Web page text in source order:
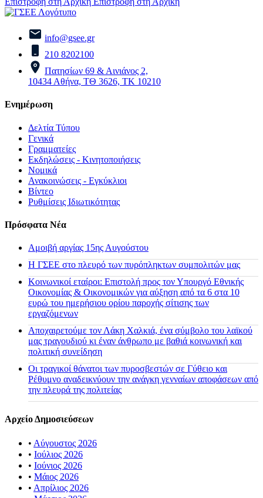
info@gsee.gr
210 8202100
Πατησίων 69 & Αινιάνος 2,
10434 Αθήνα, ΤΘ 3626, ΤΚ 10210
Ενημέρωση
Δελτία Τύπου
Γενικά
Γραμματείες
Εκδηλώσεις - Κινητοποιήσεις
Νομικά
Ανακοινώσεις - Εγκύκλιοι
Βίντεο
Ρυθμίσεις Ιδιωτικότητας
Πρόσφατα Νέα
Αμοιβή αργίας 15ης Αυγούστου
H ΓΣΕΕ στο πλευρό των πυρόπληκτων συμπολιτών μας
Κοινωνικοί εταίροι: Επιστολή προς τον Υπουργό Εθνικής
Οικονομίας & Οικονομικών για αύξηση από τα 6 στα 10
ευρώ του ημερήσιου ορίου παροχής σίτισης των
εργαζόμενων
Αποχαιρετούμε τον Λάκη Χαλκιά, ένα σύμβολο του λαϊκού
μας τραγουδιού κι έναν άνθρωπο με βαθιά κοινωνική και
πολιτική συνείδηση
Οι τραγικοί θάνατοι των πυροσβεστών σε Γύθειο και
Ρέθυμνο αναδεικνύουν την ανάγκη γενναίων αποφάσεων από
την πλευρά της πολιτείας
Αρχείο Δημοσιεύσεων
• Αύγουστος 2026
• Ιούλιος 2026
• Ιούνιος 2026
• Μάιος 2026
• Απρίλιος 2026